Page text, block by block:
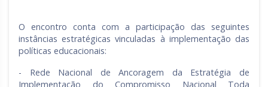
O encontro conta com a participação das seguintes
instâncias estratégicas vinculadas à implementação das
políticas educacionais:
- Rede Nacional de Ancoragem da Estratégia de
Implementação do Compromisso Nacional Toda